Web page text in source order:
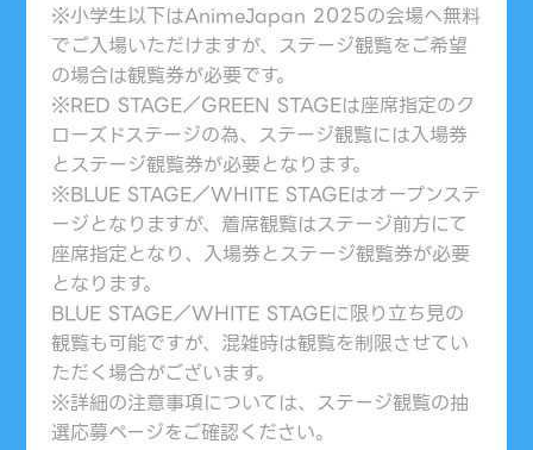
※小学生以下はAnimeJapan 2025の会場へ無料
でご入場いただけますが、ステージ観覧をご希望
の場合は観覧券が必要です。
※RED STAGE／GREEN STAGEは座席指定のク
ローズドステージの為、ステージ観覧には入場券
とステージ観覧券が必要となります。
※BLUE STAGE／WHITE STAGEはオープンステ
ージとなりますが、着席観覧はステージ前方にて
座席指定となり、入場券とステージ観覧券が必要
となります。
BLUE STAGE／WHITE STAGEに限り立ち見の
観覧も可能ですが、混雑時は観覧を制限させてい
ただく場合がございます。
※詳細の注意事項については、ステージ観覧の抽
選応募ページをご確認ください。